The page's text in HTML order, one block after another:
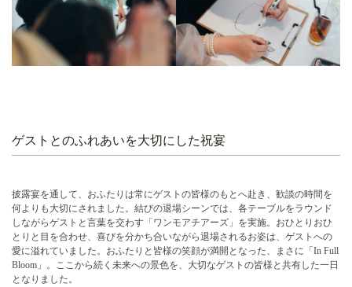
ゲストとのふれあいを大切にした祝宴
披露宴を通して、おふたりは常にゲストの皆様のもとへ赴き、歓談の時間を
何よりも大切にされました。結びの退場シーンでは、各テーブルをラウンド
しながらゲストと言葉を交わす「ワンモアチアーズ」を実施。おひとりおひ
とりと目を合わせ、喜びを分かち合いながら退場されるお姿は、ゲストへの
愛に溢れていました。おふたりと皆様の笑顔が満開となった、まさに「In Full
Bloom」。ここから続く未来への景色を、大切なゲストの皆様と共有した一日
となりました。